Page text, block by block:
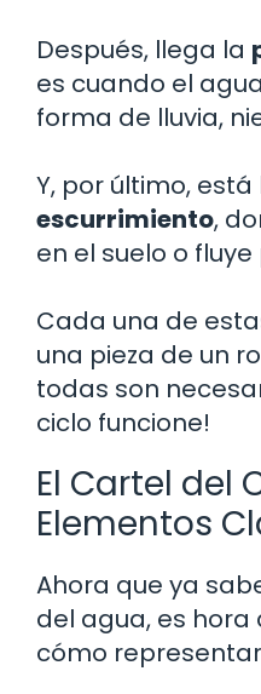
Después, llega la
es cuando el
forma de lluvia,
Y, por último, está
escurrimiento,
en el suelo o
Cada una de
una pieza de un
todas son
ciclo funcione!
El Cartel del
Elementos
Ahora que ya
del agua, es
cómo